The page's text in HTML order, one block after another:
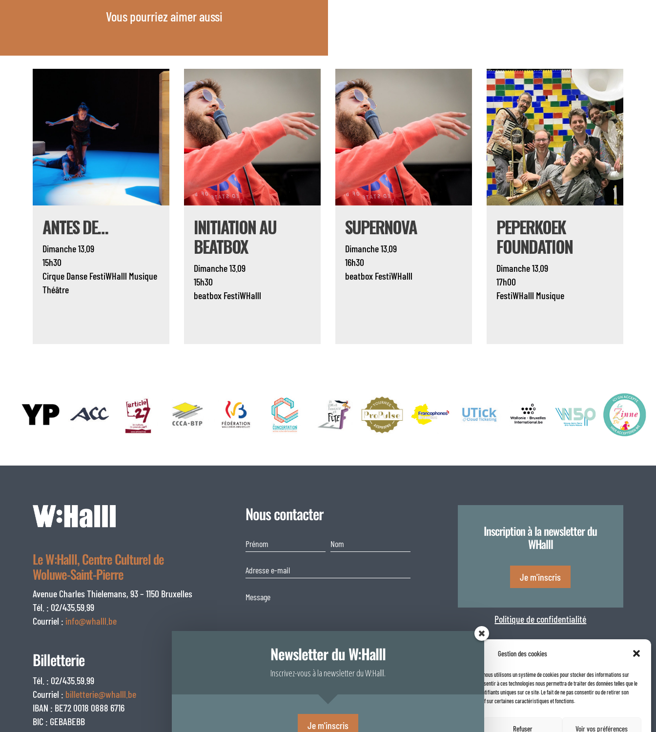
Gestion des cookies
Afin de fournir la meilleure expérience, nous utilisons un système de cookies pour stocker des informations sur
votre navigateur internet. Le fait de consentir à ces technologies nous permettra de traiter des données telles que le
comportement de navigation ou les identifiants uniques sur ce site. Le fait de ne pas consentir ou de retirer son
consentement peut avoir un effet négatif sur certaines caractéristiques et fonctions.
Refuser Voir vos préférences
Vous pourriez aimer aussi
ANTES DE…
Dimanche 13.09
15h30
Cirque Danse FestiWHalll Musique
Théâtre
INITIATION AU
BEATBOX
Dimanche 13.09
15h30
beatbox FestiWHalll
SUPERNOVA
Dimanche 13.09
16h30
beatbox FestiWHalll
PEPERKOEK
FOUNDATION
Dimanche 13.09
17h00
FestiWHalll Musique
Le W:Halll, Centre Culturel de
Woluwe-Saint-Pierre
Avenue Charles Thielemans, 93 – 1150 Bruxelles
Tél. : 02/435.59.99
Courriel : info@whalll.be
Billetterie
Tél. : 02/435.59.99
Courriel : billetterie@whalll.be
IBAN : BE72 0018 0888 6716
BIC : GEBABEBB
Nous contacter
relation commerciale qui peut en découler.
Inscription à la newsletter du
WHalll
Je m'inscris
Politique de confidentialité
 Rapport de transparence 2025
Newsletter du W:Halll
Inscrivez-vous à la newsletter du W:Halll.
Je m'inscris